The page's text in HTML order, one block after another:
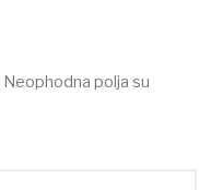
Neophodna polja su